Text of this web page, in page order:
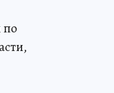
по